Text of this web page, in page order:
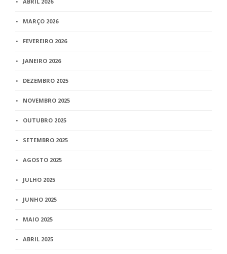
MARÇO 2026
FEVEREIRO 2026
JANEIRO 2026
DEZEMBRO 2025
NOVEMBRO 2025
OUTUBRO 2025
SETEMBRO 2025
AGOSTO 2025
JULHO 2025
JUNHO 2025
MAIO 2025
ABRIL 2025